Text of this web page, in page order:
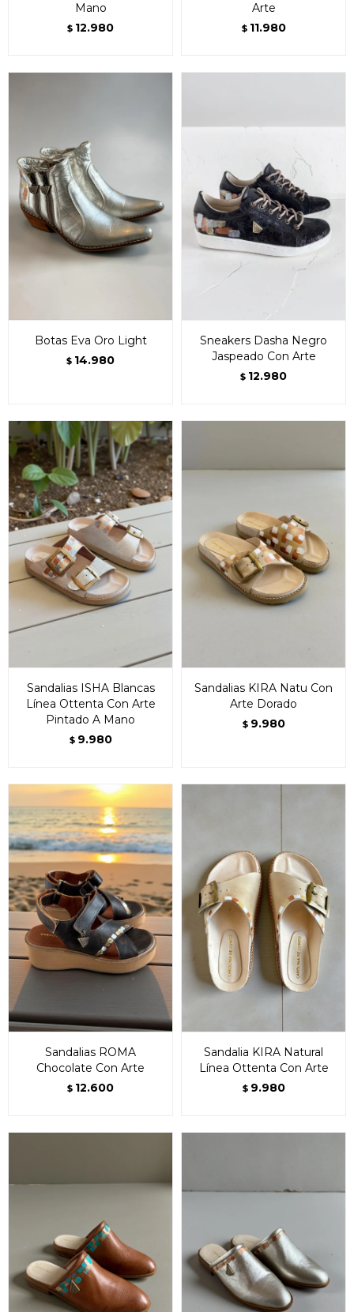
Mano
$ 12.980
Arte
$ 11.980
Botas Eva Oro Light
$ 14.980
Sneakers Dasha Negro
Jaspeado Con Arte
$ 12.980
Sandalias ISHA Blancas
Línea Ottenta Con Arte
Pintado A Mano
$ 9.980
Sandalias KIRA Natu Con
Arte Dorado
$ 9.980
Sandalias ROMA
Chocolate Con Arte
$ 12.600
Sandalia KIRA Natural
Línea Ottenta Con Arte
$ 9.980